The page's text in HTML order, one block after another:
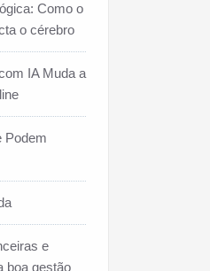
Como o
o cérebro
IA Muda a
Podem
e
boa gestão